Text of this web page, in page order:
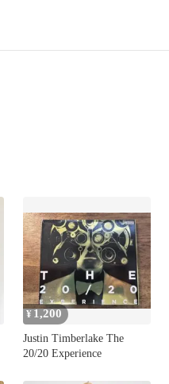
¥ 1,200
Justin Timberlake The
20/20 Experience